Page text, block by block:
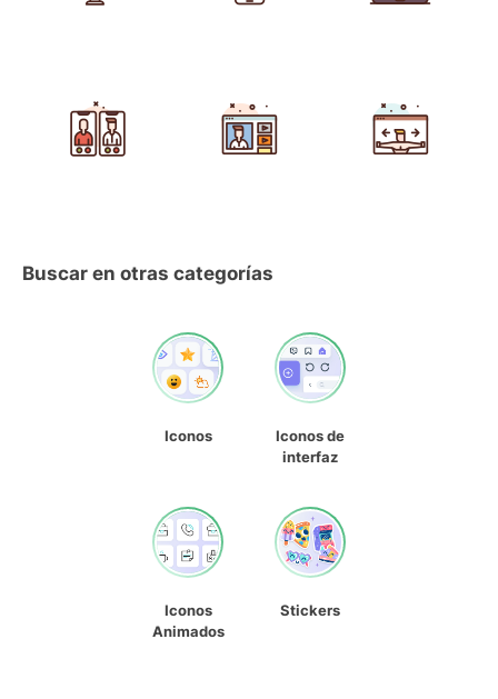
Buscar en otras categorías
Iconos
Iconos de
interfaz
Iconos
Animados
Stickers